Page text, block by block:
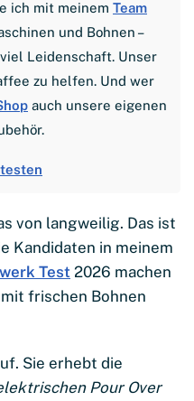
ich mit meinem Team
und Bohnen –
Leidenschaft. Unser
zu helfen. Und wer
auch unsere eigenen
von langweilig. Das ist
Kandidaten in meinem
Test 2026 machen
frischen Bohnen
Sie erhebt die
Pour Over